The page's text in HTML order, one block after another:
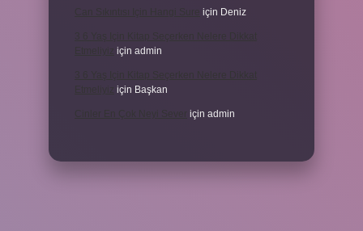
için Deniz
için admin
için Başkan
için admin